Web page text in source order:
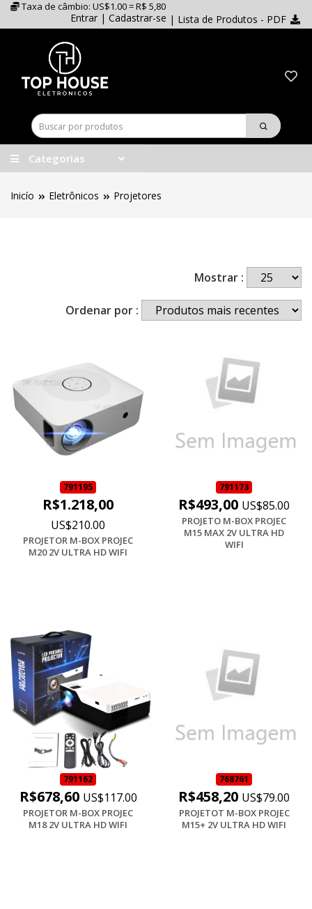
Taxa de câmbio: US$1.00 = R$ 5,80
Entrar | Cadastrar-se | Lista de Produtos - PDF
Categorias
Inicío Eletrônicos Projetores
Mostrar :
Ordenar por :
791195
R$1.218,00
US$210.00
PROJETOR M-BOX PROJEC
M20 2V ULTRA HD WIFI
791173
R$493,00 US$85.00
PROJETO M-BOX PROJEC
M15 MAX 2V ULTRA HD
WIFI
791162
R$678,60 US$117.00
PROJETOR M-BOX PROJEC
M18 2V ULTRA HD WIFI
768761
R$458,20 US$79.00
PROJETOT M-BOX PROJEC
M15+ 2V ULTRA HD WIFI